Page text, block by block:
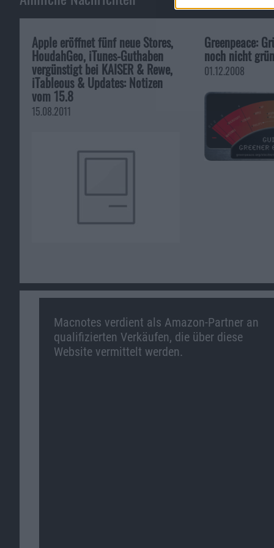
Apple eröffnet fünf neue Stores,
HoudahGeo, iTunes-Guthaben
vergünstigt bei KAISER & Rewe,
iTableous & Updates: Notizen
vom 15.8
15.08.2011
Greenpeace:
noch nicht
01.12.2008
Macnotes verdient als Amazon-Partner an
qualifizierten Verkäufen, die über diese
Website vermittelt werden.